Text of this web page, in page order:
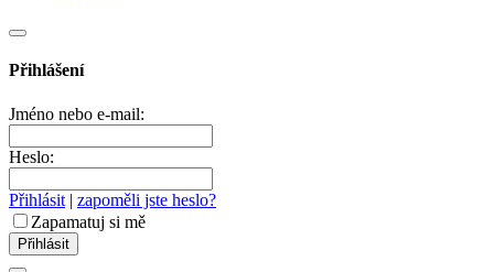
Přihlášení
Jméno nebo e-mail:
Heslo:
Přihlásit | zapoměli jste heslo?
Zapamatuj si mě